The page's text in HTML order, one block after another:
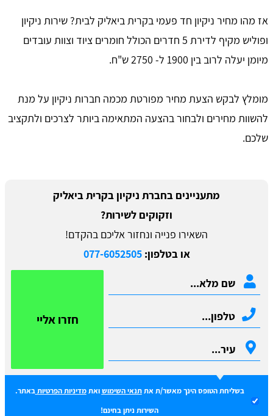
אז מהו מחיר ניקיון חד פעמי בקרית ביאליק לבית? שירות ניקיון
ופוליש מקיף לדירת 5 חדרים הכולל חומרים ציוד וצוות עובדים
מיומן יעלה לרוב בין 1900 ל- 2750 ש"ח.
מומלץ לבקש הצעת מחיר מפורטת מכמה חברות ניקיון על מנת
להשוות מחירים ולבחור בהצעה המתאימה ביותר לצרכים ולתקציב
שלכם.
מתעניינים בחברת ניקיון בקרית ביאליק
וזקוקים לשירות?
השאירו פנייה ונחזור אליכם בהקדם!
או בטלפון:077-6052505
חזרו אליי
בשליחת הטופס הינך מאשר/ת אתתנאי השימושואתמדיניות הפרטיות באתר.
השירות ניתן בחינם!